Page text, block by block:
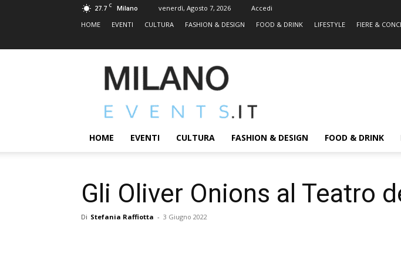
27.7 C Milano venerdì, Agosto 7, 2026
Accedi
HOME
EVENTI CULTURA FASHION & DESIGN FOOD & DRINK LIFESTYLE FIERE &
MILANOEVENTS.IT
|
2.0
ed
Eventi
HOME EVENTI CULTURA FASHION & DESIGN FOOD & DRINK
Gli Oliver Onions al Teatro
Di Stefania Raffiotta - 3 Giugno 2022